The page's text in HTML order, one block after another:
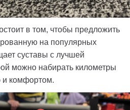
в том, чтобы предложить
на популярных
суставы с лучшей
можно набирать километры
и комфортом.